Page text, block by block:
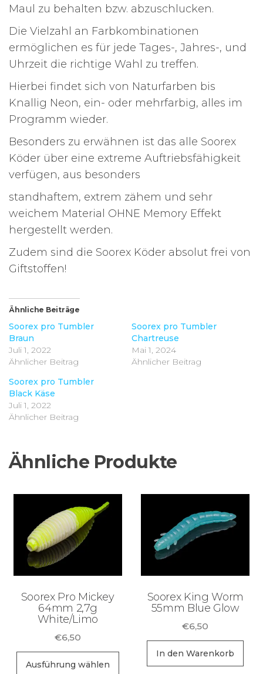
Maul zu behalten bzw. abzuschlucken.
Die Vielzahl an Farbkombinationen
ermöglichen es für jede Tages-, Jahres-, und
Uhrzeit die richtige Wahl zu treffen.
Hierbei findet sich von Naturfarben bis
Knallig Neon, ein- oder mehrfarbig, alles im
Programm wieder.
Besonders zu erwähnen ist das alle Soorex
Köder über eine extreme Auftriebsfähigkeit
verfügen, aus besonders
standhaftem, extrem zähem und sehr
weichem Material OHNE Memory Effekt
hergestellt werden.
Zudem sind die Soorex Köder absolut frei von
Giftstoffen!
Ähnliche Beiträge
Soorex pro Tumbler
Braun
Juli 1, 2022
Ähnlicher Beitrag
Soorex pro Tumbler
Chartreuse
Mai 1, 2024
Ähnlicher Beitrag
Soorex pro Tumbler
Black Käse
Juli 1, 2022
Ähnlicher Beitrag
Ähnliche Produkte
Soorex Pro Mickey
64mm 2,7g
White/Limo
€6,50
Ausführung wählen
Dieses
Soorex King Worm
55mm Blue Glow
€6,50
In den Warenkorb